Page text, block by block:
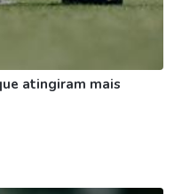
atingiram mais